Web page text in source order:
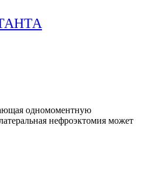
одномоментную
нефроэктомия может